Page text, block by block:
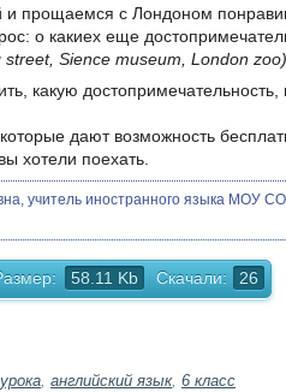
прощаемся с Лондоном
о какиех еще
street, Sience museum, London zoo)
какую
дают возможность
хотели поехать.
учитель иностранного языка МОУ
58.11 Kb Скачали: 26
, английский язык, 6 класс